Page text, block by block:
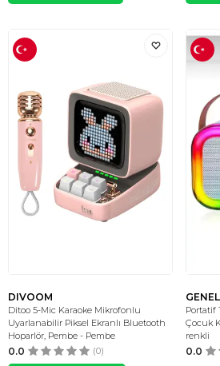
DIVOOM
Ditoo 5-Mic Karaoke Mikrofonlu
Uyarlanabilir Piksel Ekranlı Bluetooth
Hoparlör, Pembe - Pembe
0.0 (0)
Portatif
Çocuk
renkli
0.0